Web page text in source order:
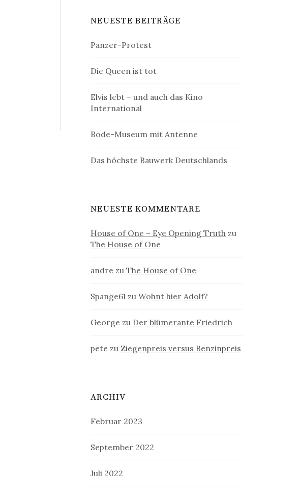
NEUESTE BEITRÄGE
Panzer-Protest
Die Queen ist tot
Elvis lebt – und auch das Kino
International
Bode-Museum mit Antenne
Das höchste Bauwerk Deutschlands
NEUESTE KOMMENTARE
House of One – Eye Opening Truth zu
The House of One
andre zuThe House of One
Spange61 zuWohnt hier Adolf?
George zu Der blümerante Friedrich
pete zu Ziegenpreis versus Benzinpreis
ARCHIV
Februar 2023
September 2022
Juli 2022